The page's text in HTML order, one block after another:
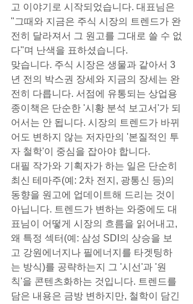
고 이야기로 시작되었습니다. 대표님은
"그때와 지금은 주식 시장의 트렌드가 완
전히 달라져서 그 원고를 그대로 쓸 수 없
다"며 난색을 표하셨습니다.
맞습니다. 주식 시장은 생물과 같아서 3
년 전의 박스권 장세와 지금의 장세는 완
전히 다릅니다. 서점에 유통되는 상업용
종이책은 단순한 '시황 분석 보고서'가 되
어서는 안 됩니다. 시장의 트렌드가 바뀌
어도 변하지 않는 저자만의 '본질적인 투
자 철학'이 중심을 잡아야 합니다.
대필 작가와 기획자가 하는 일은 단순히
최신 테마주(예: 2차 전지, 광통신 등)의
동향을 원고에 업데이트해 드리는 것이
아닙니다. 트렌드가 변하는 와중에도 대
표님이 어떻게 시장의 흐름을 읽어내고,
왜 특정 섹터(예: 삼성 SDI의 상승을 보
고 강원에너지나 필에너지를 타겟팅하
는 방식)를 공략하는지 그 '시선'과 '원
칙'을 콘텐츠화하는 것입니다. 트렌드를
담은 내용은 금방 변하지만, 철학이 담긴